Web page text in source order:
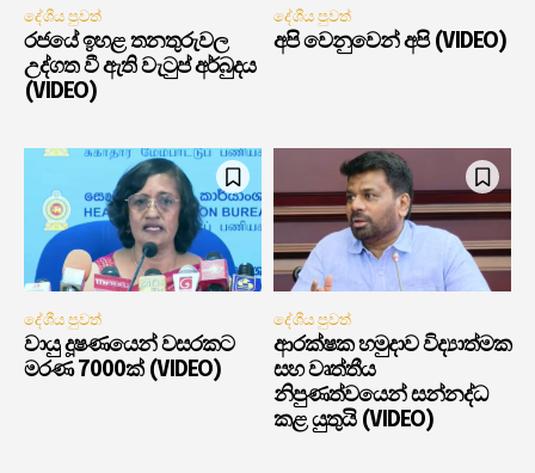
දේශීය පුවත්
රජයේ ඉහළ තනතුරුවල
උද්ගත වී ඇති වැටුප් අර්බුදය
(VIDEO)
දේශීය පුවත්
අපි වෙනුවෙන් අපි (VIDEO)
දේශීය පුවත්
වායු දූෂණයෙන් වසරකට
මරණ 7000ක් (VIDEO)
දේශීය පුවත්
ආරක්ෂක හමුදාව විද්‍යාත්මක
සහ වෘත්තීය
නිපුණත්වයෙන් සන්නද්ධ
කළ යුතුයි (VIDEO)